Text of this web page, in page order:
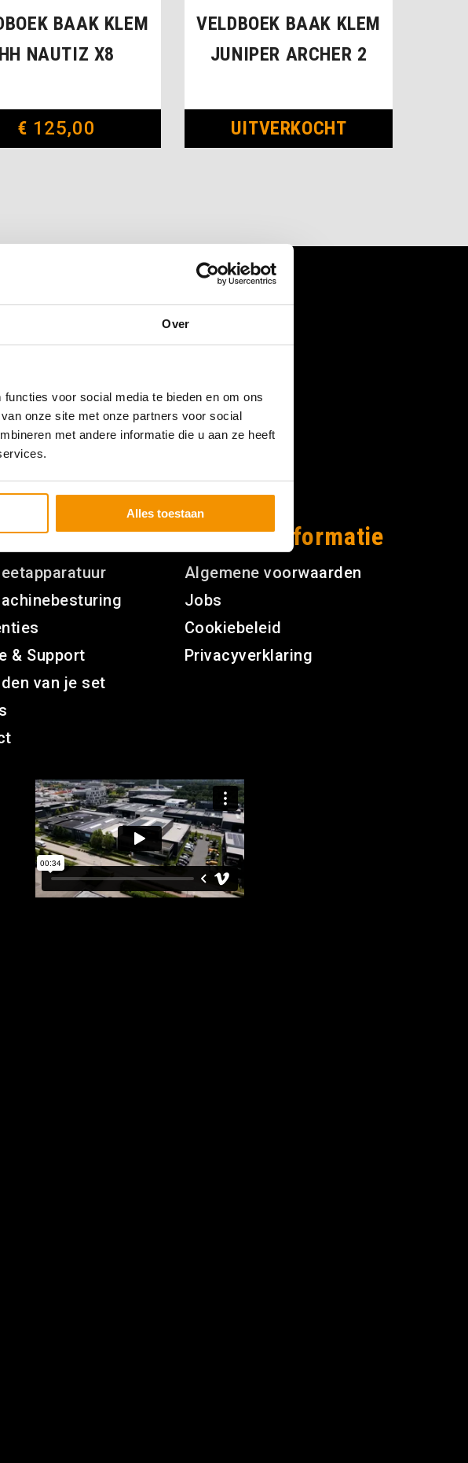
Over
voor social media te bieden en om ons
onze site met onze partners voor social
met andere informatie die u aan ze heeft
Alles toestaan
BAAK KLEM
HH NAUTIZ X8
€ 125,00
VELDBOEK BAAK KLEM
JUNIPER ARCHER 2
UITVERKOCHT
& Support
van je set
Overige informatie
Algemene voorwaarden
Jobs
Cookiebeleid
Privacyverklaring